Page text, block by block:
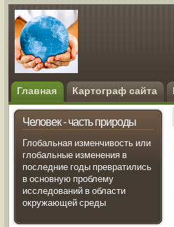
Главная Картограф сайта
Человек - часть природы
Глобальная изменчивость или
глобальные изменения в
последние годы превратились
в основную проблему
исследований в области
окружающей среды